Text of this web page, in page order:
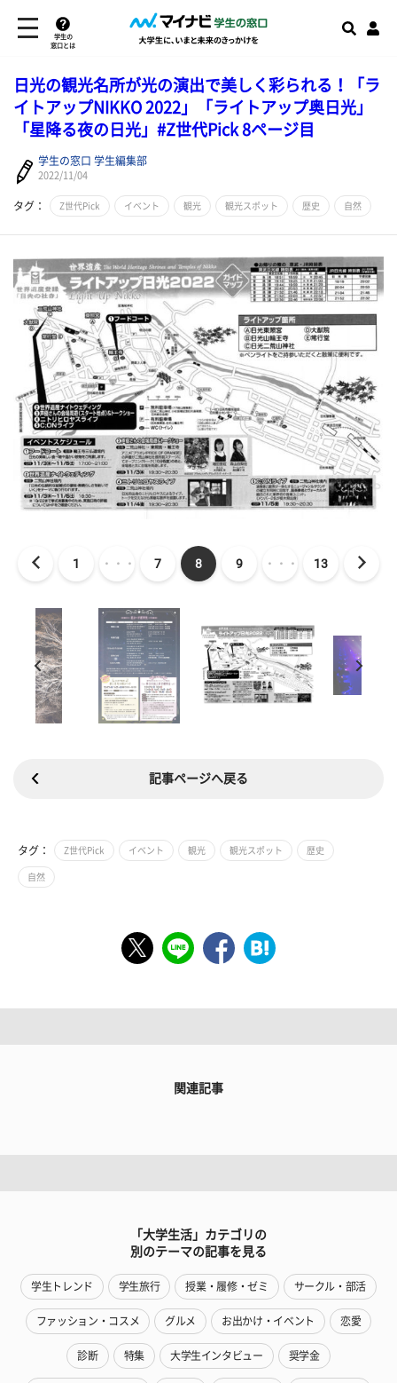
学生の
窓口とは
日光の観光名所が光の演出で美しく彩られる！「ラ
イトアップNIKKO 2022」「ライトアップ奥日光」
「星降る夜の日光」#Z世代Pick 8ページ目
学生の窓口 学生編集部
2022/11/04
タグ： Z世代Pick イベント 観光 観光スポット 歴史 自然
1 ・・・ 7 8 9 ・・・ 13
記事ページへ戻る
タグ： Z世代Pick イベント 観光 観光スポット 歴史
自然
関連記事
「大学生活」カテゴリの
別のテーマの記事を見る
学生トレンド 学生旅行 授業・履修・ゼミ サークル・部活
ファッション・コスメ グルメ お出かけ・イベント 恋愛
診断 特集 大学生インタビュー 奨学金